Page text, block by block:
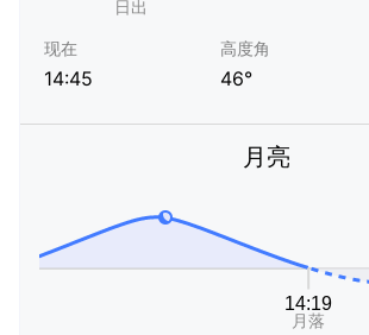
现在
14:45
高度角
46°
月亮